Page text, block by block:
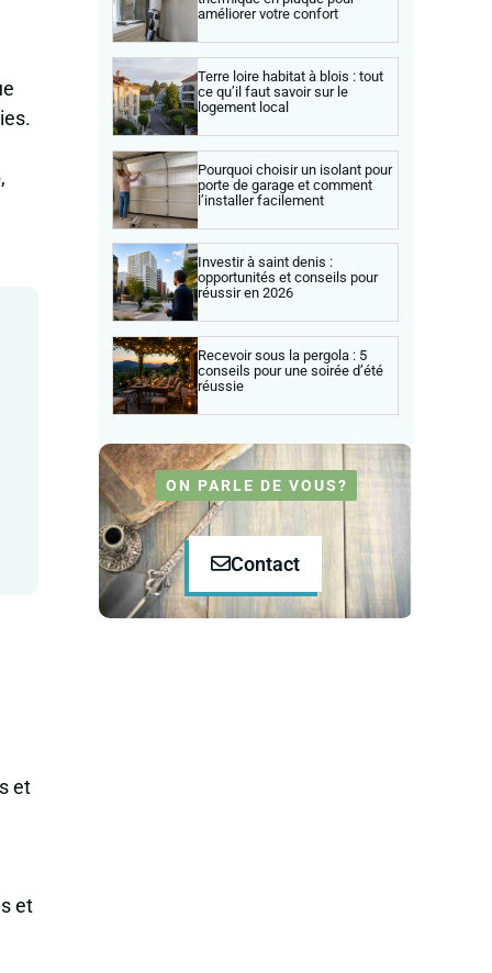
,
et
et
améliorer votre confort
Terre loire habitat à blois : tout
ce qu’il faut savoir sur le
logement local
Pourquoi choisir un isolant pour
porte de garage et comment
l’installer facilement
Investir à saint denis :
opportunités et conseils pour
réussir en 2026
Recevoir sous la pergola : 5
conseils pour une soirée d’été
réussie
ON PARLE DE VOUS?
Contact